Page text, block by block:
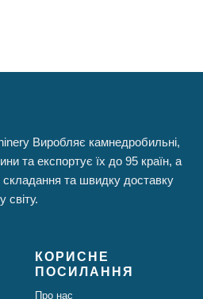
Виробляє камнедробильні,
та експортує їх до 95 країн, а
складання та швидку доставку
світу.
КОРИСНЕ
ПОСИЛАННЯ
Про нас